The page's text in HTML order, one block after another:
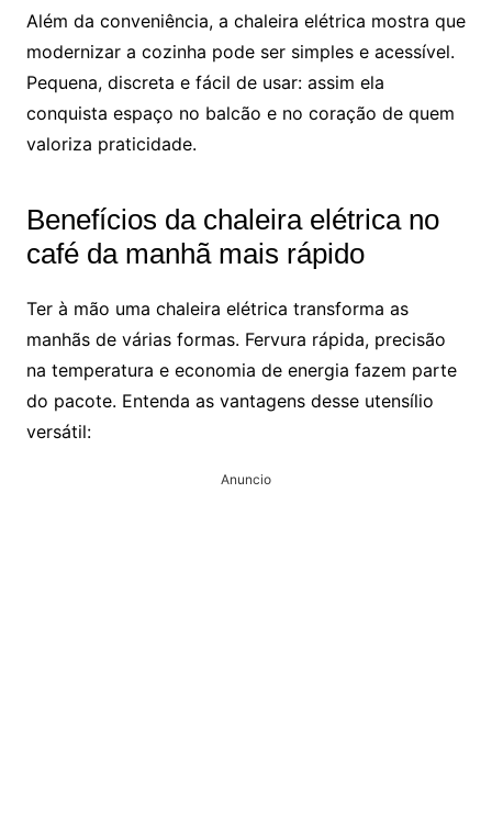
Além da conveniência, a chaleira elétrica mostra que
modernizar a cozinha pode ser simples e acessível.
Pequena, discreta e fácil de usar: assim ela
conquista espaço no balcão e no coração de quem
valoriza praticidade.
Benefícios da chaleira elétrica no
café da manhã mais rápido
Ter à mão uma chaleira elétrica transforma as
manhãs de várias formas. Fervura rápida, precisão
na temperatura e economia de energia fazem parte
do pacote. Entenda as vantagens desse utensílio
versátil:
Anuncio